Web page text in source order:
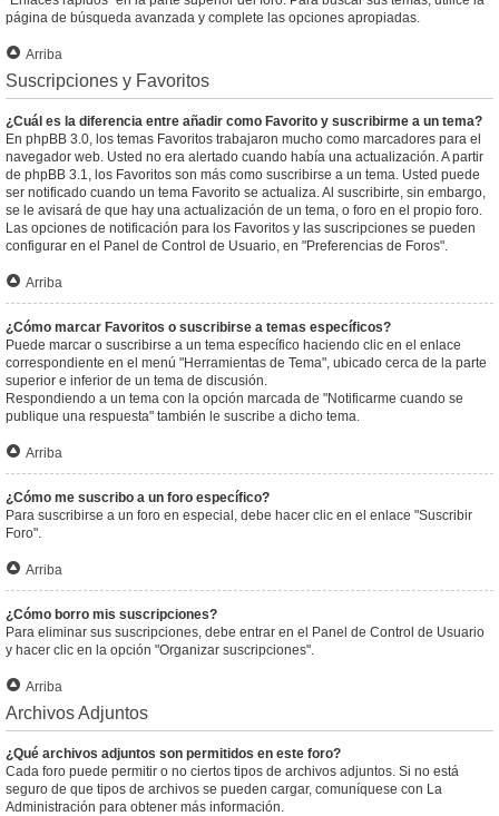
página de búsqueda avanzada y complete las opciones apropiadas.
Arriba
Suscripciones y Favoritos
¿Cuál es la diferencia entre añadir como Favorito y suscribirme a un tema?
En phpBB 3.0, los temas Favoritos trabajaron mucho como marcadores para el
navegador web. Usted no era alertado cuando había una actualización. A partir
de phpBB 3.1, los Favoritos son más como suscribirse a un tema. Usted puede
ser notificado cuando un tema Favorito se actualiza. Al suscribirte, sin embargo,
se le avisará de que hay una actualización de un tema, o foro en el propio foro.
Las opciones de notificación para los Favoritos y las suscripciones se pueden
configurar en el Panel de Control de Usuario, en "Preferencias de Foros".
Arriba
¿Cómo marcar Favoritos o suscribirse a temas específicos?
Puede marcar o suscribirse a un tema específico haciendo clic en el enlace
correspondiente en el menú "Herramientas de Tema", ubicado cerca de la parte
superior e inferior de un tema de discusión.
Respondiendo a un tema con la opción marcada de "Notificarme cuando se
publique una respuesta" también le suscribe a dicho tema.
Arriba
¿Cómo me suscribo a un foro específico?
Para suscribirse a un foro en especial, debe hacer clic en el enlace "Suscribir
Foro".
Arriba
¿Cómo borro mis suscripciones?
Para eliminar sus suscripciones, debe entrar en el Panel de Control de Usuario
y hacer clic en la opción "Organizar suscripciones".
Arriba
Archivos Adjuntos
¿Qué archivos adjuntos son permitidos en este foro?
Cada foro puede permitir o no ciertos tipos de archivos adjuntos. Si no está
seguro de que tipos de archivos se pueden cargar, comuníquese con La
Administración para obtener más información.